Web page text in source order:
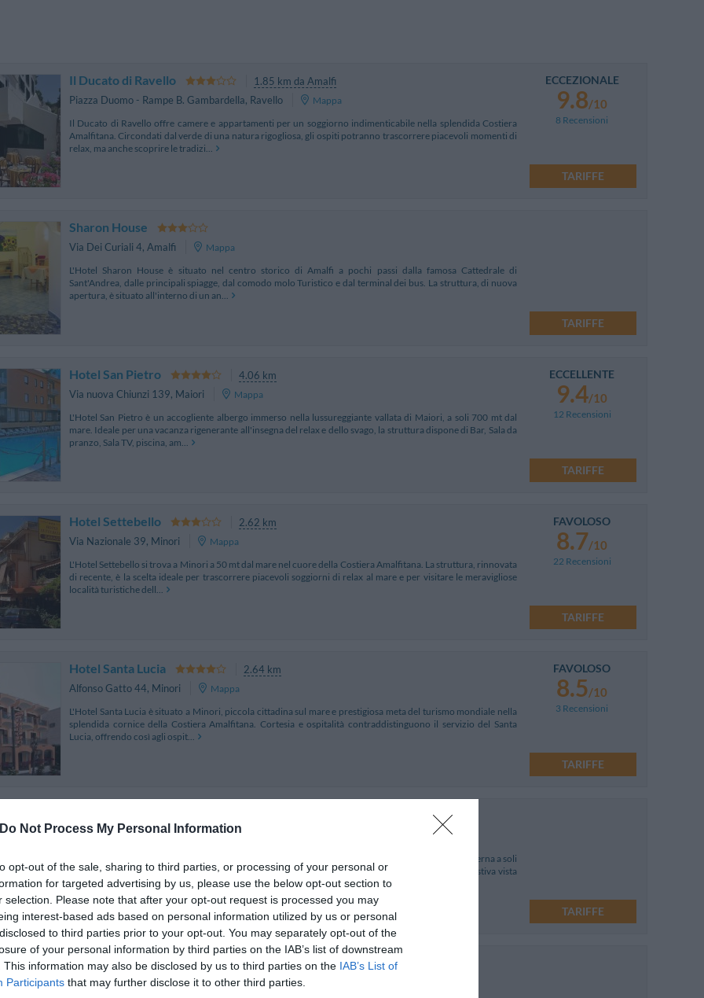
Do Not Process My Personal Information
opt-out of the sale, sharing to third parties, or processing of your personal or
for targeted advertising by us, please use the below opt-out section to
selection. Please note that after your opt-out request is processed you may
interest-based ads based on personal information utilized by us or personal
to third parties prior to your opt-out. You may separately opt-out of the
of your personal information by third parties on the IAB’s list of downstream
This information may also be disclosed by us to third parties on the IAB’s List of
Participants that may further disclose it to other third parties.
Il Ducato di Ravello
1.85 km da Amalfi
Piazza Duomo - Rampe B. Gambardella, Ravello
Mappa
Il Ducato di Ravello offre camere e appartamenti per un soggiorno indimenticabile nella splendida Costiera
Amalfitana. Circondati dal verde di una natura rigogliosa, gli ospiti potranno trascorrere piacevoli momenti di
relax, ma anche scoprire le tradizi...
ECCEZIONALE
9.8/10
8 Recensioni
TARIFFE
Sharon House
Via Dei Curiali 4, Amalfi
Mappa
L'Hotel Sharon House è situato nel centro storico di Amalfi a pochi passi dalla famosa Cattedrale di
Sant'Andrea, dalle principali spiagge, dal comodo molo Turistico e dal terminal dei bus. La struttura, di nuova
apertura, è situato all'interno di un an...
TARIFFE
Hotel San Pietro
4.06 km
Via nuova Chiunzi 139, Maiori
Mappa
L'Hotel San Pietro è un accogliente albergo immerso nella lussureggiante vallata di Maiori, a soli 700 mt dal
mare. Ideale per una vacanza rigenerante all'insegna del relax e dello svago, la struttura dispone di Bar, Sala da
pranzo, Sala TV, piscina, am...
ECCELLENTE
9.4/10
12 Recensioni
TARIFFE
Hotel Settebello
2.62 km
Via Nazionale 39, Minori
Mappa
L'Hotel Settebello si trova a Minori a 50 mt dal mare nel cuore della Costiera Amalfitana. La struttura, rinnovata
di recente, è la scelta ideale per trascorrere piacevoli soggiorni di relax al mare e per visitare le meravigliose
località turistiche dell...
FAVOLOSO
8.7/10
22 Recensioni
TARIFFE
Hotel Santa Lucia
2.64 km
Alfonso Gatto 44, Minori
Mappa
L'Hotel Santa Lucia è situato a Minori, piccola cittadina sul mare e prestigiosa meta del turismo mondiale nella
splendida cornice della Costiera Amalfitana. Cortesia e ospitalità contraddistinguono il servizio del Santa
Lucia, offrendo così agli ospit...
FAVOLOSO
8.5/10
3 Recensioni
TARIFFE
Via Gaetano Capone 25,Maiori
Situato nel cuore della Costiera Amalfitana, l'Hotel Pietra di Luna è una struttura confortevole e moderna a soli
pochi metri del lungomare di Maiori e dal centro città. Completano il fascino della struttura la suggestiva vista
panoramica della baia di M...
TARIFFE
Hotel Villa Romana
2.73 km
Corso Vittorio Emanuele 90, Minori
Mappa